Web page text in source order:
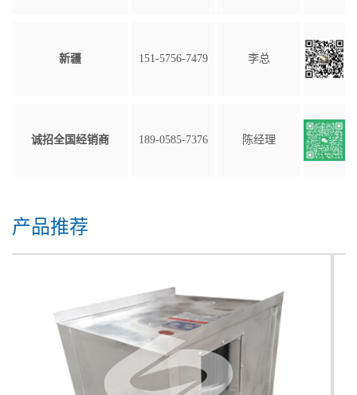
新疆 151-5756-7479 李总
诚招全国经销商 189-0585-7376 陈经理
产品推荐